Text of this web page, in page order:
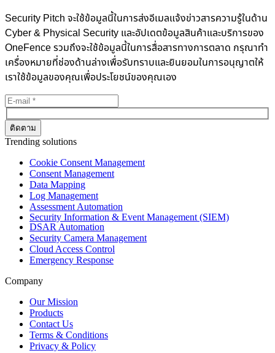
Security Pitch จะใช้ข้อมูลนี้ในการส่งอีเมลแจ้งข่าวสารความรู้ในด้าน
Cyber & Physical Security และอัปเดตข้อมูลสินค้าและบริการของ
OneFence รวมถึงจะใช้ข้อมูลนี้ในการสื่อสารทางการตลาด กรุณาทำ
เครื่องหมายที่ช่องด้านล่างเพื่อรับทราบและยินยอมในการอนุญาตให้
เราใช้ข้อมูลของคุณเพื่อประโยชน์ของคุณเอง
Trending solutions
Cookie Consent Management
Consent Management
Data Mapping
Log Management
Assessment Automation
Security Information & Event Management (SIEM)
DSAR Automation
Security Camera Management
Cloud Access Control
Emergency Response
Company
Our Mission
Products
Contact Us
Terms & Conditions
Privacy & Policy